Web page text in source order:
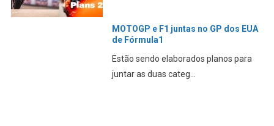
MOTOGP e F1 juntas no GP dos EUA
de Fórmula1
Estão sendo elaborados planos para
juntar as duas categ...